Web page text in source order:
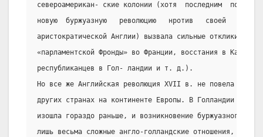
североамерикан- ские колонии (хотя  последним  потом
новую  буржуазную   революцию   нротив   своей
аристократической Англии) вызвала сильные отклики в
«парламентской Фронды» во Франции, восстания в
республиканцев в Гол- ландии и т. д.).
Но все же Английская революция XVII в. не повела к
других странах на континенте Европы. В Голландии
изошла гораздо раньше, и возникновение буржуазного
лишь весьма сложные англо-голландские отношения,  в